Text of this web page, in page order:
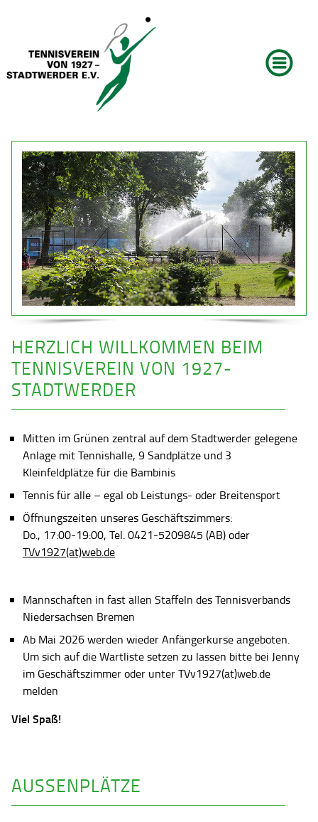
HERZLICH WILLKOMMEN BEIM
TENNISVEREIN VON 1927-
STADTWERDER
Mitten im Grünen zentral auf dem Stadtwerder gelegene
Anlage mit Tennishalle, 9 Sandplätze und 3
Kleinfeldplätze für die Bambinis
Tennis für alle – egal ob Leistungs- oder Breitensport
Öffnungszeiten unseres Geschäftszimmers:
Do., 17:00-19:00, Tel. 0421-5209845 (AB) oder
TVv1927(at)web.de
Mannschaften in fast allen Staffeln des Tennisverbands
Niedersachsen Bremen
Ab Mai 2026 werden wieder Anfängerkurse angeboten.
Um sich auf die Wartliste setzen zu lassen bitte bei Jenny
im Geschäftszimmer oder unter TVv1927(at)web.de
melden
Viel Spaß!
AUSSENPLÄTZE